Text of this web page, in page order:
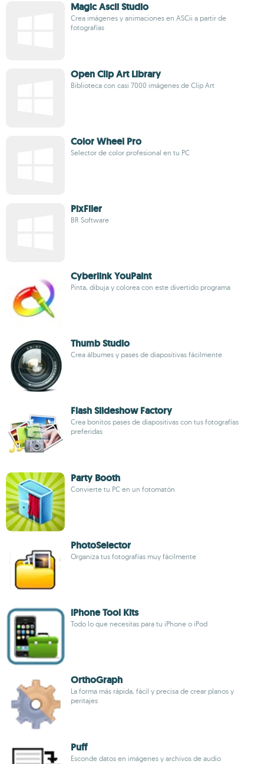
Magic Ascii Studio
Crea imágenes y animaciones en ASCii a partir de
fotografías
Open Clip Art Library
Biblioteca con casi 7000 imágenes de Clip Art
Color Wheel Pro
Selector de color profesional en tu PC
PixFiler
BR Software
Cyberlink YouPaint
Pinta, dibuja y colorea con este divertido programa
Thumb Studio
Crea álbumes y pases de diapositivas fácilmente
Flash Slideshow Factory
Crea bonitos pases de diapositivas con tus fotografías
preferidas
Party Booth
Convierte tu PC en un fotomatón
PhotoSelector
Organiza tus fotografías muy fácilmente
iPhone Tool Kits
Todo lo que necesitas para tu iPhone o iPod
OrthoGraph
La forma más rápida, fácil y precisa de crear planos y
peritajes
Puff
Esconde datos en imágenes y archivos de audio